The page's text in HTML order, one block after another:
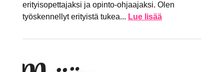
erityisopettajaksi ja opinto-ohjaajaksi. Olen
työskennellyt erityistä tukea... Lue lisää